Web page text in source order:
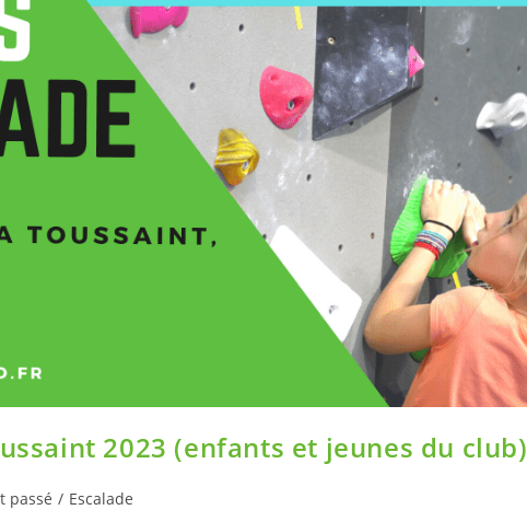
2023 (enfants et jeunes du club)
passé / Escalade